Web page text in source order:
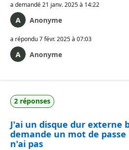
a demandé21 janv. 2025 à 14:22
Anonyme
a répondu7 févr. 2025 à 07:03
Anonyme
2 réponses
J'ai un disque dur externe
demande un mot de
n'ai pas